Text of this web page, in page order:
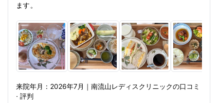
ます。
来院年月： 2026年7月 ｜ 南流山レディスクリニックの口コミ
· 評判